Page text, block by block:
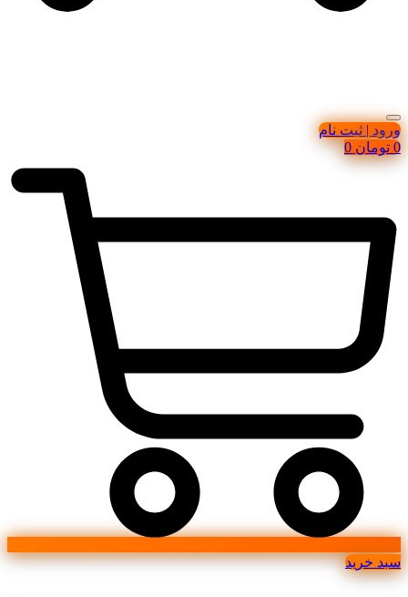
ورود | ثبت نام
0 تومان 0
سبد خرید
Main